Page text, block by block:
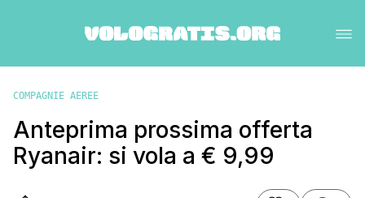
COMPAGNIE AEREE
Anteprima prossima offerta
Ryanair: si vola a € 9,99